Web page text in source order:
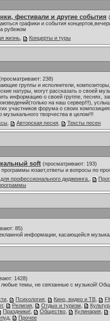
фестивали и другие события
графики и события
рубежом
жизнь Концерты и туры
238)
группы и исполнители,
натуры, могут рассказать о своей
информацию о своей группе, песнях,
на наш сервер!!!),
участников форума о своих
музыкального творчества в целом!!!
Авторская песня Тексты песен
soft (просматривают: 193)
программы юзает,ответы и вопросы по
профессионального диджеинга.
85)
информации, касающейся
1428)
любые темы, не связанные с музыкой!
Психология Кино, видео и ТВ
, Религия Отдых и туризм
Праздники! Общество Кулинария
Прочее